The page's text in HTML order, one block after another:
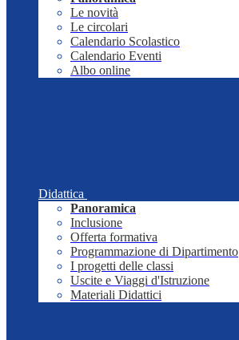
Le novità
Le circolari
Calendario Scolastico
Calendario Eventi
Albo online
Didattica
Panoramica
Inclusione
Offerta formativa
Programmazione di Dipartimento
I progetti delle classi
Uscite e Viaggi d'Istruzione
Materiali Didattici